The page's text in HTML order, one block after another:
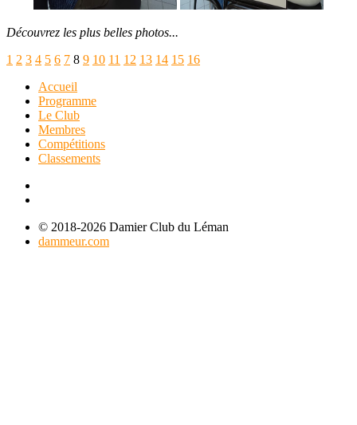
Découvrez les plus belles photos...
1 2 3 4 5 6 7 8 9 10 11 12 13 14 15 16
Accueil
Programme
Le Club
Membres
Compétitions
Classements
© 2018-2026 Damier Club du Léman
dammeur.com